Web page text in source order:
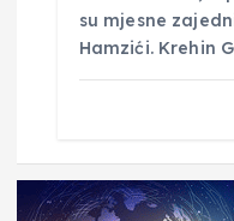
su mjesne
Hamzići. Krehin